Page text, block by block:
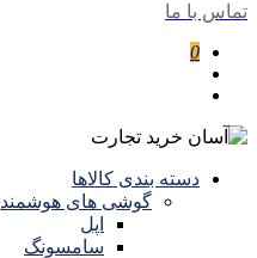
تماس با ما
0
دسته بندی کالاها
گوشی های هوشمند
اپل
سامسونگ